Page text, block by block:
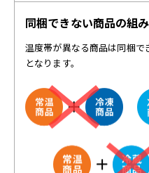
同梱できない商品の組
温度帯が異なる商品は同梱
となります。